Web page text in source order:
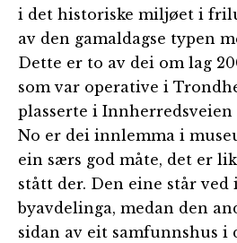
i det historiske miljøet i
av den gamaldagse typen
Dette er to av dei om lag
som var operative i
plasserte i Innherredsveien
No er dei innlemma i
ein særs god måte, det er
stått der. Den eine står
byavdelinga, medan den
sidan av eit samfunnshus i